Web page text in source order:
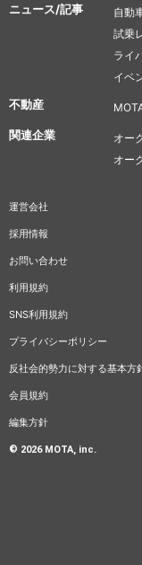
ニュース/記事 自動
試乗
ライ
イベ
不動産
関連企業 オー
オー
運営会社
採用情報
お問い合わせ
利用規約
SNS利用規約
プライバシーポリシー
反社会的勢力に対する基本方
会員規約
編集方針
© 2026 MOTA, inc.